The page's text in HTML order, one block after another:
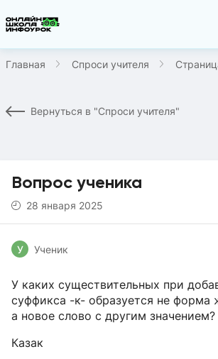
Главная Спроси учителя
Вернуться в "Спроси учителя"
Вопрос ученика
28 января 2025
У Ученик
У каких существительных при
суффикса -к- образуется не форма
а новое слово с другим значением?
Казак